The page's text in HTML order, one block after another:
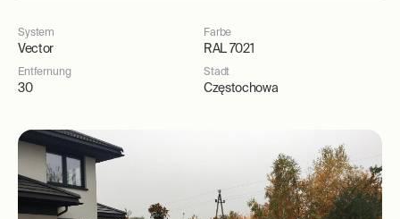
System
Vector
Farbe
RAL 7021
Entfernung
30
Stadt
Częstochowa